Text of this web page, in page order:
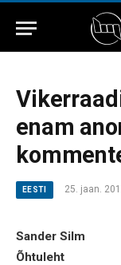
enam
EESTI 25. jaan.
Sander Silm
Õhtuleht